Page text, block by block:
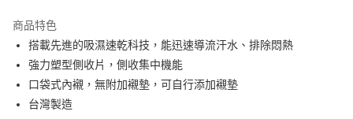
Apple Pay
街口支付
悠遊付
商品特色
搭載先進的吸濕速乾科技，能迅速導流汗水、排除悶熱
強力塑型側收片，側收集中機能
口袋式內襯，無附加襯墊，可自行添加襯墊
台灣製造